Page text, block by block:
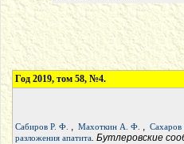
Год 2019, том 58, №4.
Сабиров Р. Ф. , Махоткин А. Ф. ,
разложения апатита. Бутлеровские